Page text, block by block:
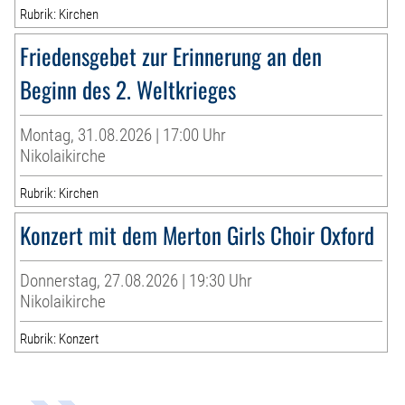
Rubrik: Kirchen
Friedensgebet zur Erinnerung an den
Beginn des 2. Weltkrieges
Montag, 31.08.2026 | 17:00 Uhr
Nikolaikirche
Rubrik: Kirchen
Konzert mit dem Merton Girls Choir Oxford
Donnerstag, 27.08.2026 | 19:30 Uhr
Nikolaikirche
Rubrik: Konzert